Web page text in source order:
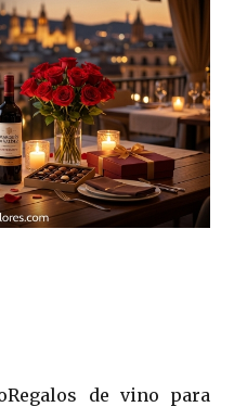
de vino para